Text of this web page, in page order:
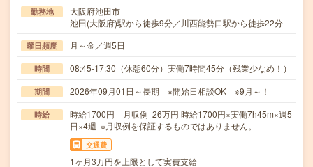
勤務地
大阪府池田市
池田(大阪府)駅から徒歩9分／川西能勢口駅から徒歩22分
曜日頻度 月～金／週5日
時間 08:45-17:30（休憩60分）実働7時間45分（残業少なめ！）
期間 2026年09月01日～長期 ※開始日相談OK ※9月～！
時給
時給1700円 月収例 26万円 時給1700円×実働7h45m×週5
日×4週 ※月収例を保証するものではありません。
交通費
1ヶ月3万円を上限として実費支給